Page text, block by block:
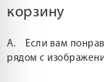
корзину
А. Если вам
рядом с